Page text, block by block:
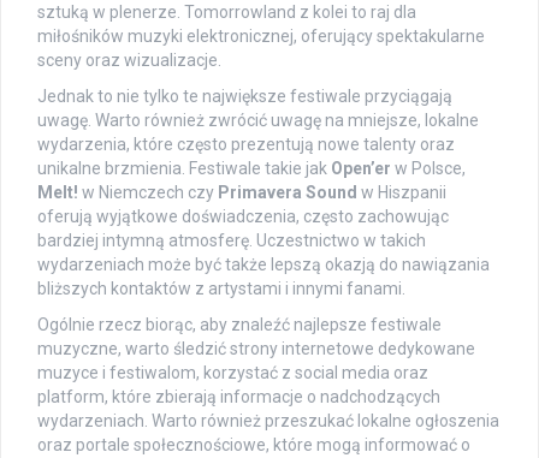
sztuką w plenerze. Tomorrowland z kolei to raj dla
miłośników muzyki elektronicznej, oferujący spektakularne
sceny oraz wizualizacje.
Jednak to nie tylko te największe festiwale przyciągają
uwagę. Warto również zwrócić uwagę na mniejsze, lokalne
wydarzenia, które często prezentują nowe talenty oraz
unikalne brzmienia. Festiwale takie jak Open’er w Polsce,
Melt! w Niemczech czy Primavera Sound w Hiszpanii
oferują wyjątkowe doświadczenia, często zachowując
bardziej intymną atmosferę. Uczestnictwo w takich
wydarzeniach może być także lepszą okazją do nawiązania
bliższych kontaktów z artystami i innymi fanami.
Ogólnie rzecz biorąc, aby znaleźć najlepsze festiwale
muzyczne, warto śledzić strony internetowe dedykowane
muzyce i festiwalom, korzystać z social media oraz
platform, które zbierają informacje o nadchodzących
wydarzeniach. Warto również przeszukać lokalne ogłoszenia
oraz portale społecznościowe, które mogą informować o